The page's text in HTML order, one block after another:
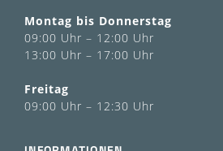
Montag bis Donnerstag
09:00 Uhr – 12:00 Uhr
13:00 Uhr – 17:00 Uhr
Freitag
09:00 Uhr – 12:30 Uhr